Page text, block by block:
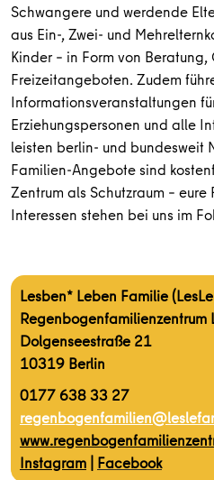
Schwangere und werdende
aus Ein-, Zwei- und
Kinder – in Form von
Freizeitangeboten. Zudem
Informationsveranstaltungen
Erziehungspersonen und alle
leisten berlin- und bundesweit
Familien-Angebote sind
Zentrum als Schutzraum – eure
Interessen stehen bei uns im
Lesben* Leben Familie
Regenbogenfamilienzentrum
Dolgenseestraße 21
10319 Berlin
0177 638 33 27
Instagram | Facebook